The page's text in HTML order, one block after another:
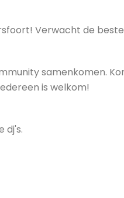
Verwacht de
samenkomen.
is welkom!
dj's.